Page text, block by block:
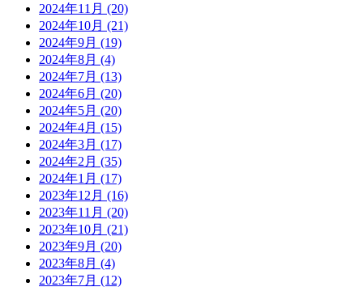
2024年11月 (20)
2024年10月 (21)
2024年9月 (19)
2024年8月 (4)
2024年7月 (13)
2024年6月 (20)
2024年5月 (20)
2024年4月 (15)
2024年3月 (17)
2024年2月 (35)
2024年1月 (17)
2023年12月 (16)
2023年11月 (20)
2023年10月 (21)
2023年9月 (20)
2023年8月 (4)
2023年7月 (12)